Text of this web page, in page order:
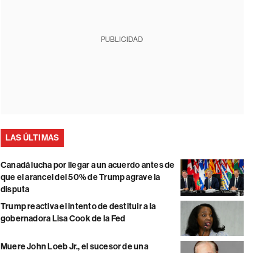
PUBLICIDAD
LAS ÚLTIMAS
Canadá lucha por llegar a un acuerdo antes de
que el arancel del 50% de Trump agrave la
disputa
Trump reactiva el intento de destituir a la
gobernadora Lisa Cook de la Fed
Muere John Loeb Jr., el sucesor de una